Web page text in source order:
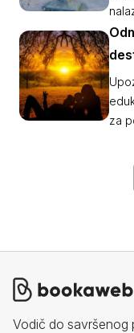
za
Vodič do savršenog